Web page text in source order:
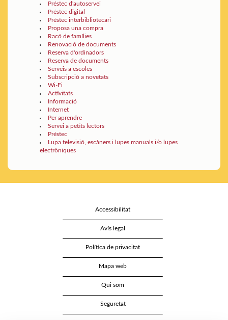
Préstec d'autoservei
Préstec digital
Préstec interbibliotecari
Proposa una compra
Racó de famílies
Renovació de documents
Reserva d'ordinadors
Reserva de documents
Serveis a escoles
Subscripció a novetats
Wi-Fi
Activitats
Informació
Internet
Per aprendre
Servei a petits lectors
Préstec
Lupa televisió, escàners i lupes manuals i/o lupes
electròniques
Accessibilitat
Avís legal
Política de privacitat
Mapa web
Qui som
Seguretat